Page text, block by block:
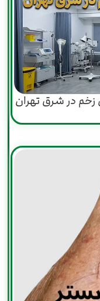
زخم در شرق تهران